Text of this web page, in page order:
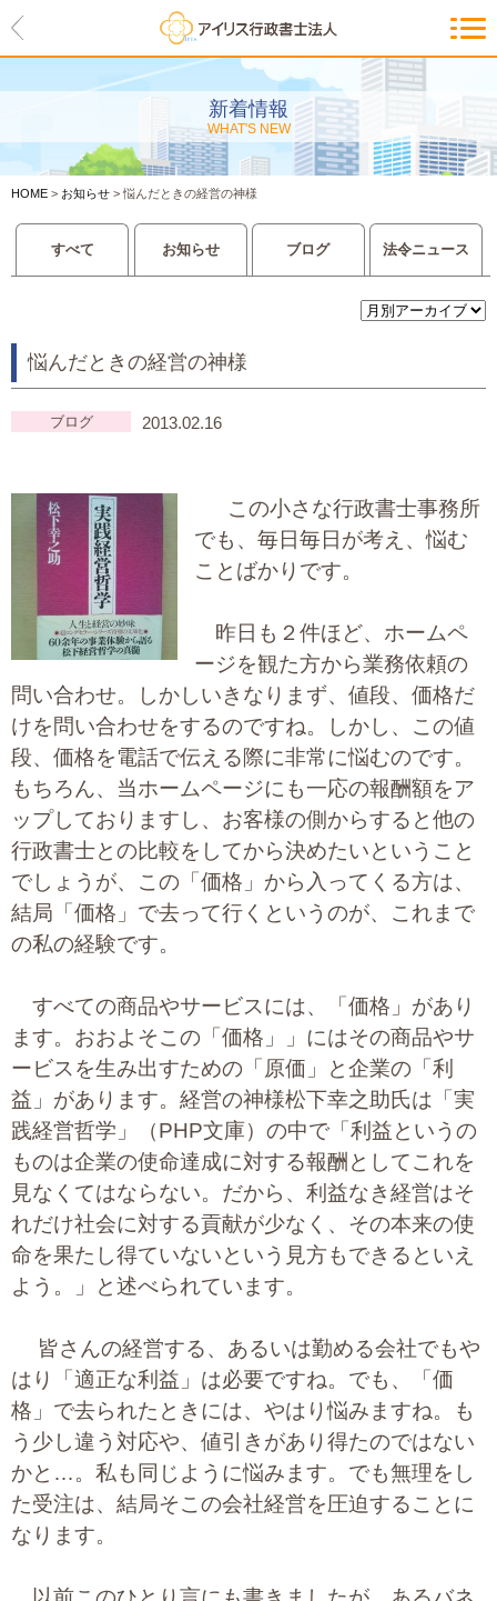
新着情報
WHAT'S NEW
HOME > お知らせ > 悩んだときの経営の神様
すべて お知らせ ブログ 法令ニュース
悩んだときの経営の神様
ブログ 2013.02.16
この小さな行政書士事務所
でも、毎日毎日が考え、悩む
ことばかりです。
昨日も２件ほど、ホームペ
ージを観た方から業務依頼の
問い合わせ。しかしいきなりまず、値段、価格だ
けを問い合わせをするのですね。しかし、この値
段、価格を電話で伝える際に非常に悩むのです。
もちろん、当ホームページにも一応の報酬額をア
ップしておりますし、お客様の側からすると他の
行政書士との比較をしてから決めたいということ
でしょうが、この「価格」から入ってくる方は、
結局「価格」で去って行くというのが、これまで
の私の経験です。
すべての商品やサービスには、「価格」があり
ます。おおよそこの「価格」」にはその商品やサ
ービスを生み出すための「原価」と企業の「利
益」があります。経営の神様松下幸之助氏は「実
践経営哲学」（PHP文庫）の中で「利益というの
ものは企業の使命達成に対する報酬としてこれを
見なくてはならない。だから、利益なき経営はそ
れだけ社会に対する貢献が少なく、その本来の使
命を果たし得ていないという見方もできるといえ
よう。」と述べられています。
皆さんの経営する、あるいは勤める会社でもや
はり「適正な利益」は必要ですね。でも、「価
格」で去られたときには、やはり悩みますね。も
う少し違う対応や、値引きがあり得たのではない
かと…。私も同じように悩みます。でも無理をし
た受注は、結局そこの会社経営を圧迫することに
なります。
HOME
アイリスの紹介
代表ご挨拶・経営理念・アイリス
のお約束
サービス一覧
入管等外国人各種手続き
大切な書類作成サポート
その他各種手続き
費用の目安
実績一覧
お客様の声
よくあるご質問
採用情報・パートナー募集
新着情報
プライバシーポリシー
06-6889-6018
営業時間: 9：00～18：009：00～18：00